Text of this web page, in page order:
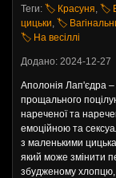
Теги: 🏷️ Красуня, 🏷️
цицьки, 🏷️
🏷️ На весіллі
Додано: 2024-12-27
Аполонія Лап'єдра –
прощального
нареченої та
емоційною та
з маленькими
який може змінити
збудженому хлопцю,